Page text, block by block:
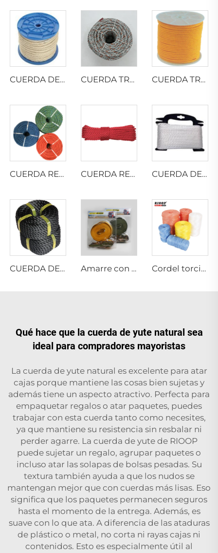
CUERDA DE SISAL TRENZADA CUERDA TRENZADA DE PP CON PLOMO CUERDA TRENZADA DE MONOFILAMENTO DE PP
CUERDA RETORCIDA DE PE RECICLADO CUERDA RETORCIDA DE NYLON MULTIFILAMENTO CUERDA DE POLIÉSTER MULTIFILAMENTO RETORCIDA
CUERDA DE PP MULTIFILAMENTO RETORCIDA Amarre con trinquete Cordel torcido de película partida PP para atar pacas
Qué hace que la cuerda de yute natural sea
ideal para compradores mayoristas
La cuerda de yute natural es excelente para atar
cajas porque mantiene las cosas bien sujetas y
además tiene un aspecto atractivo. Perfecta para
empaquetar regalos o atar paquetes, puedes
trabajar con esta cuerda tanto como necesites,
ya que mantiene su resistencia sin resbalar ni
perder agarre. La cuerda de yute de RIOOP
puede sujetar un regalo, agrupar paquetes o
incluso atar las solapas de bolsas pesadas. Su
textura también ayuda a que los nudos se
mantengan mejor que con cuerdas más lisas. Eso
significa que los paquetes permanecen seguros
hasta el momento de la entrega. Además, es
suave con lo que ata. A diferencia de las ataduras
de plástico o metal, no corta ni rayas cajas ni
contenidos. Esto es especialmente útil al